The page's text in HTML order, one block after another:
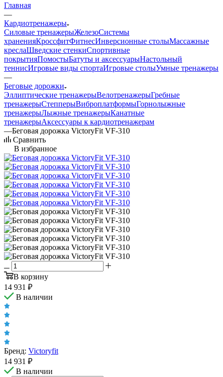
Главная
—
Кардиотренажеры
Силовые тренажерыЖелезоСистемы
храненияКроссфитФитнесИнверсионные столыМассажные
креслаШведские стенкиСпортивные
покрытияПомостыБатуты и аксессуарыНастольный
теннисИгровые виды спортаИгровые столыУмные тренажеры
—
Беговые дорожки
Эллиптические тренажерыВелотренажерыГребные
тренажерыСтепперыВиброплатформыГорнолыжные
тренажерыЛыжные тренажерыКанатные
тренажерыАксессуары к кардиотренажерам
—Беговая дорожка VictoryFit VF-310
Сравнить
В избранное
В корзину
14 931 ₽
В наличии
Бренд: Victoryfit
14 931 ₽
В наличии